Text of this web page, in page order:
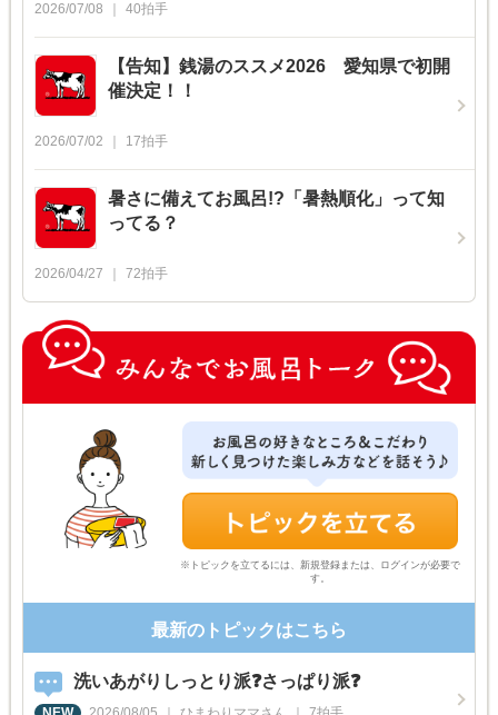
2026/07/08 40拍手
【告知】銭湯のススメ2026 愛知県で初開
催決定！！
2026/07/02 17拍手
暑さに備えてお風呂!?「暑熱順化」って知
ってる？
2026/04/27 72拍手
※トピックを立てるには、新規登録または、ログインが必要で
す。
最新のトピックはこちら
洗いあがりしっとり派❓さっぱり派❓